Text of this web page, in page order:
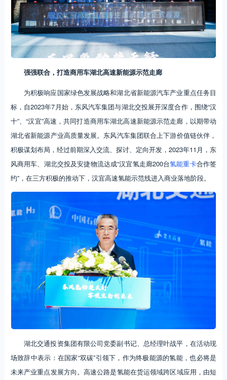
强强联合，打造商用车湖北高速新能源示范走廊
为积极响应国家绿色发展战略和湖北省新能源汽车产业重点任务目
标，自2023年7月始，东风汽车集团与湖北交投展开深度合作，围绕“汉
十”、“汉宜”高速，共同打造商用车湖北高速新能源示范走廊，以期带动
湖北省新能源产业高质量发展。东风汽车集团联合上下游价值链伙伴，
积极谋划布局，经过前期深入交流、探讨、定向开发，2023年11月，东
风商用车、湖北交投及安捷物流达成“汉宜氢走廊200台氢能重卡合作签
约”，在三方积极的推动下，汉宜高速氢能示范线进入商业落地阶段。
湖北交通投资集团有限公司党委副书记、总经理叶战平，在活动现
场致辞中表示：在国家“双碳”引领下，作为终极能源的氢能，也必将是
未来产业重点发展方向。高速公路是氢能在货运领域跨区域应用，由短